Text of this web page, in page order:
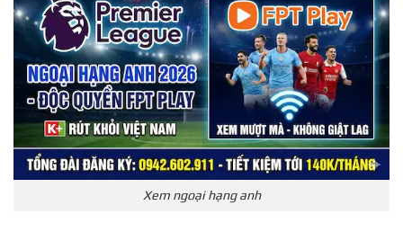
Xem ngoại hạng anh